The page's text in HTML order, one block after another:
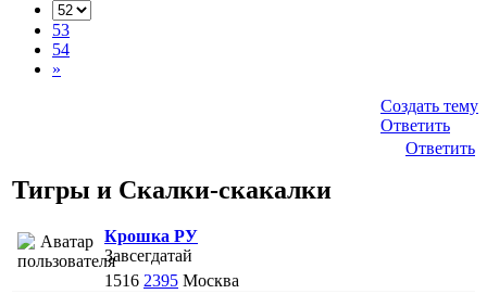
53
54
»
Создать тему
Ответить
Ответить
Тигры и Скалки-скакалки
Крошка РУ
Завсегдатай
1516 2395 Москва